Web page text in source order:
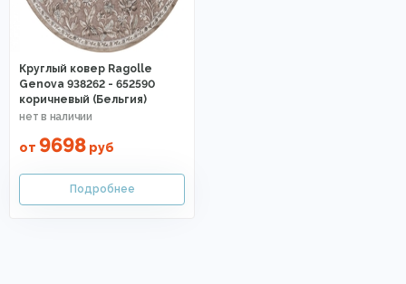
Круглый ковер Ragolle
Genova 938262 - 652590
коричневый (Бельгия)
от 9698 руб